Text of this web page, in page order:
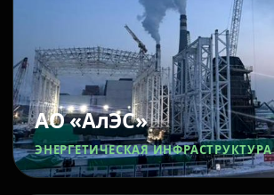
АО «АлЭС»
ЭНЕРГЕТИЧЕСКАЯ ИНФРАСТРУКТУРА